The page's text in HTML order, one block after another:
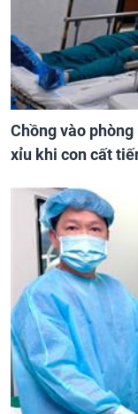
Chồng vào
xỉu khi con cất